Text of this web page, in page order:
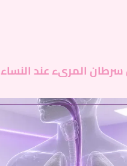
المريء عند النساء